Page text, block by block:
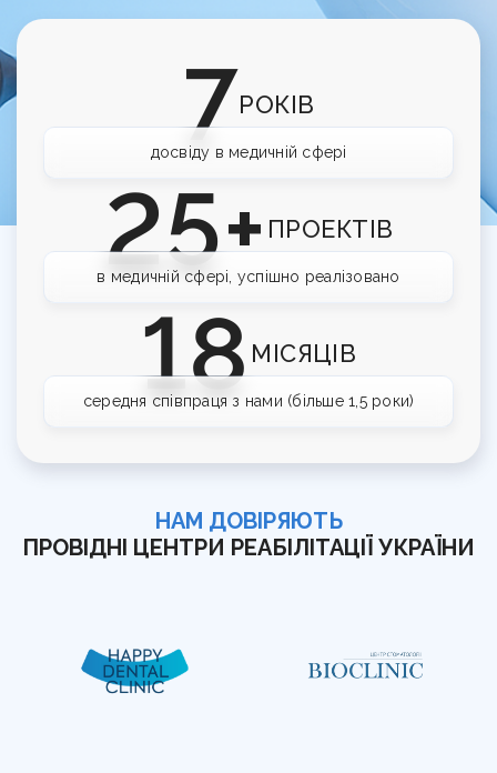
Команда
Кому ми допомагаємо
Навчання сервісу в клініці
Калькулятор LTV пацієнта
Гайд з медичного GEO
UTM-генератор
SEO-перевірка сайту клініки
Статті
Контакти
7РОКІВ
досвіду в медичній сфері
25+ПРОЕКТІВ
в медичній сфері, успішно реалізовано
18МІСЯЦІВ
середня співпраця з нами (більше 1,5 роки)
НАМ ДОВІРЯЮТЬ
ПРОВІДНІ ЦЕНТРИ РЕАБІЛІТАЦІЇ УКРАЇНИ